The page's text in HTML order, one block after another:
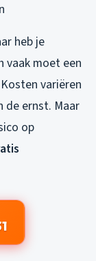
heb je
vaak moet een
variëren
de ernst. Maar
op